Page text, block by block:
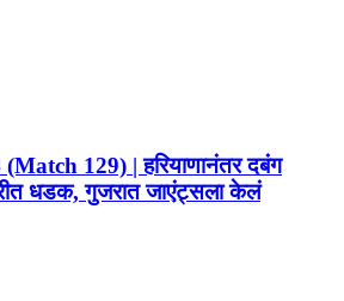
129) | हरियाणानंतर दबंग
धडक, गुजरात जाएंट्सला केलं